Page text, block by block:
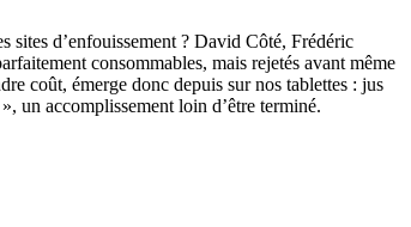
sites d’enfouissement ? David Côté, Frédéric
consommables, mais rejetés avant même
coût, émerge donc depuis sur nos tablettes : jus
un accomplissement loin d’être terminé.